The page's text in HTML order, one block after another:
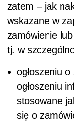
zatem – jak
wskazane w
zamówienie
tj. w
ogłoszeniu
ogłoszeniu
stosowane
się o